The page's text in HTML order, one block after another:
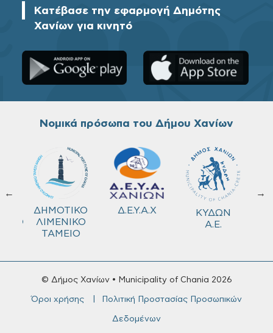
Κατέβασε την εφαρμογή Δημότης
Χανίων για κινητό
Νομικά πρόσωπα του Δήμου Χανίων
←
ΔΗΜΟΤΙΚΟ
ΛΙΜΕΝΙΚΟ
ΤΑΜΕΙΟ
Δ.Ε.Υ.Α.Χ
ΚΥΔΩΝ
Α.Ε.
→
© Δήμος Χανίων • Municipality of Chania 2026
Όροι χρήσης Πολιτική Προστασίας Προσωπικών
Δεδομένων